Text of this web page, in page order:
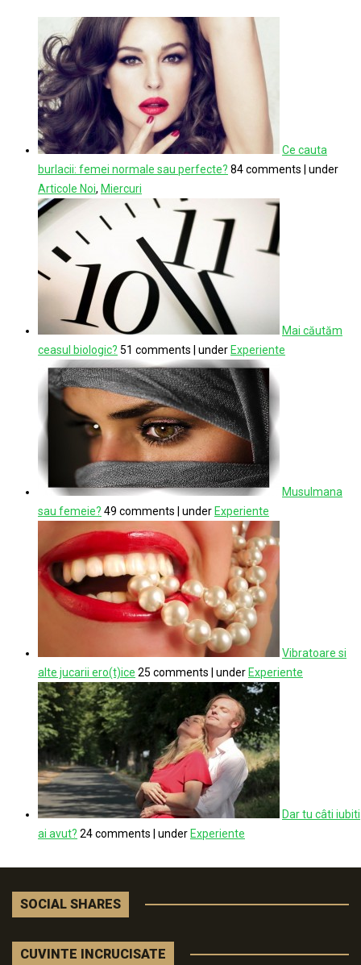
Ce cauta
burlacii: femei normale sau perfecte? 84 comments
under
Articole Noi, Miercuri
Mai căutăm
ceasul biologic? 51 comments under Experiente
Musulmana
sau femeie? 49 comments under Experiente
Vibratoare si
alte jucarii ero(t)ice 25 comments under Experiente
Dar tu câti iubiti
ai avut? 24 comments under Experiente
SOCIAL SHARES
CUVINTE INCRUCISATE